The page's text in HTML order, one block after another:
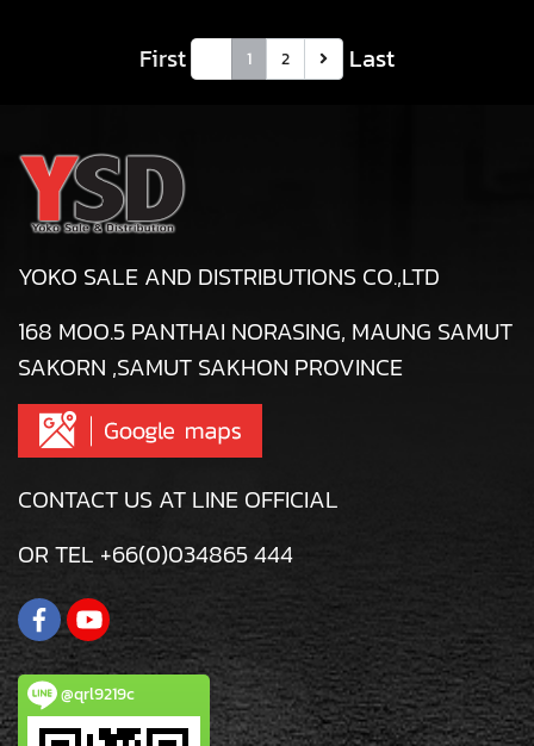
First 1 2 Last
YOKO SALE AND DISTRIBUTIONS CO.,LTD
168 MOO.5 PANTHAI NORASING, MAUNG SAMUT
SAKORN ,SAMUT SAKHON PROVINCE
CONTACT US AT LINE OFFICIAL
OR TEL +66(0)034865 444
@qrl9219c